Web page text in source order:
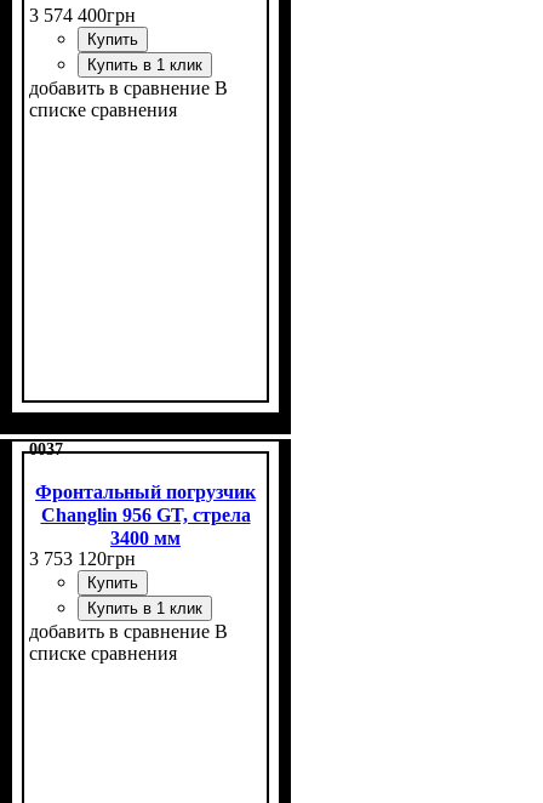
3 574 400грн
Купить
Купить в 1 клик
добавить в сравнение В
списке сравнения
0037
Фронтальный погрузчик
Changlin 956 GT, стрела
3400 мм
3 753 120грн
Купить
Купить в 1 клик
добавить в сравнение В
списке сравнения